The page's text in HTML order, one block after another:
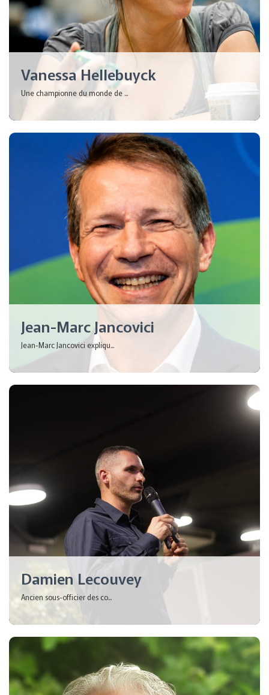
Vanessa Hellebuyck
Une championne du monde de ...
Jean-Marc Jancovici
Jean-Marc Jancovici expliqu...
Damien Lecouvey
Ancien sous-officier des co...